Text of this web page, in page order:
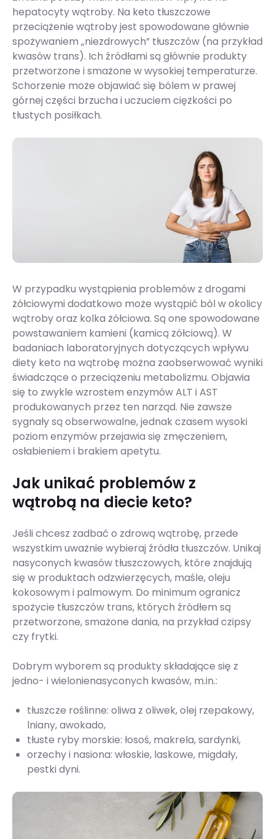
hepatocyty wątroby. Na keto tłuszczowe
przeciążenie wątroby jest spowodowane głównie
spożywaniem „niezdrowych” tłuszczów (na przykład
kwasów trans). Ich źródłami są głównie produkty
przetworzone i smażone w wysokiej temperaturze.
Schorzenie może objawiać się bólem w prawej
górnej części brzucha i uczuciem ciężkości po
tłustych posiłkach.
W przypadku wystąpienia problemów z drogami
żółciowymi dodatkowo może wystąpić ból w okolicy
wątroby oraz kolka żółciowa. Są one spowodowane
powstawaniem kamieni (kamicą żółciową). W
badaniach laboratoryjnych dotyczących wpływu
diety keto na wątrobę można zaobserwować wyniki
świadczące o przeciążeniu metabolizmu. Objawia
się to zwykle wzrostem enzymów ALT i AST
produkowanych przez ten narząd. Nie zawsze
sygnały są obserwowalne, jednak czasem wysoki
poziom enzymów przejawia się zmęczeniem,
osłabieniem i brakiem apetytu.
Jak unikać problemów z
wątrobą na diecie keto?
Jeśli chcesz zadbać o zdrową wątrobę, przede
wszystkim uważnie wybieraj źródła tłuszczów. Unikaj
nasyconych kwasów tłuszczowych, które znajdują
się w produktach odzwierzęcych, maśle, oleju
kokosowym i palmowym. Do minimum ogranicz
spożycie tłuszczów trans, których źródłem są
przetworzone, smażone dania, na przykład czipsy
czy frytki.
Dobrym wyborem są produkty składające się z
jedno- i wielonienasyconych kwasów, m.in.:
tłuszcze roślinne: oliwa z oliwek, olej rzepakowy,
lniany, awokado,
tłuste ryby morskie: łosoś, makrela, sardynki,
orzechy i nasiona: włoskie, laskowe, migdały,
pestki dyni.